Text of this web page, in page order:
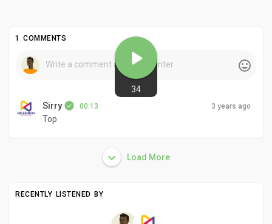
34
1 COMMENTS
Sirry 00:13
Top
3 years ago
Load More
RECENTLY LISTENED BY